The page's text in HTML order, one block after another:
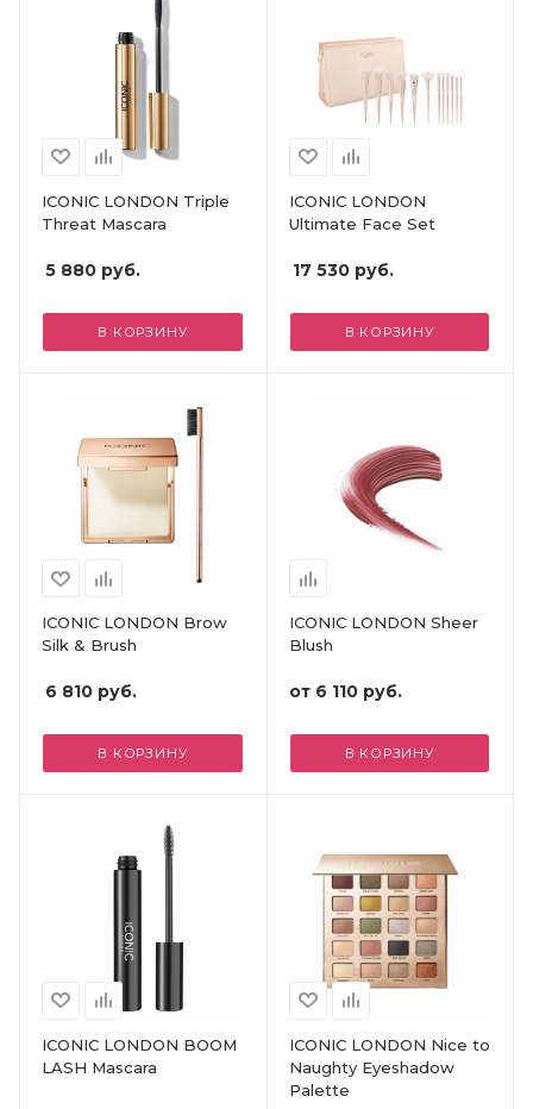
ICONIC LONDON Triple
Threat Mascara
5 880 руб.
В КОРЗИНУ
ICONIC LONDON
Ultimate Face Set
17 530руб.
В КОРЗИНУ
ICONIC LONDON Brow
Silk & Brush
6 810 руб.
В КОРЗИНУ
ICONIC LONDON Sheer
Blush
от 6 110 руб.
В КОРЗИНУ
ICONIC LONDON BOOM
LASH Mascara
ICONIC LONDON Nice to
Naughty Eyeshadow
Palette